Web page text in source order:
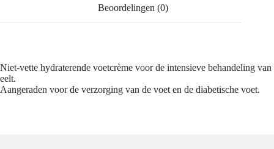
Beoordelingen (0)
Niet-vette hydraterende voetcrème voor de intensieve behandeling van
eelt.
Aangeraden voor de verzorging van de voet en de diabetische voet.